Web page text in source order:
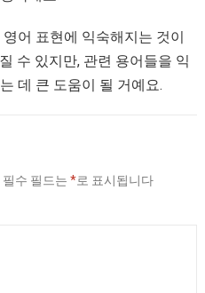
어 표현에 익숙해지는 것이
수 있지만, 관련 용어들을 익
데 큰 도움이 될 거예요.
필수 필드는 *로 표시됩니다